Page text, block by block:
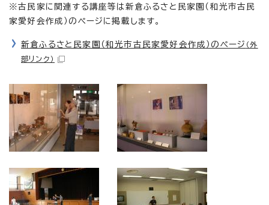
※古民家に関連する講座等は新倉ふるさと民家園（和光市古民
家愛好会作成）のページに掲載します。
新倉ふるさと民家園（和光市古民家愛好会作成）のページ （外
部リンク）